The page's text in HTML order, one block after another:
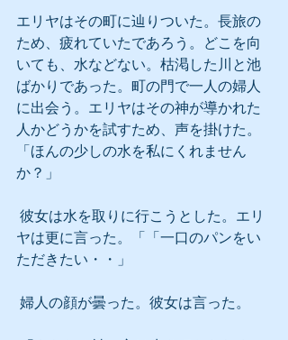
エリヤはその町に辿りついた。長旅の
ため、疲れていたであろう。どこを向
いても、水などない。枯渇した川と池
ばかりであった。町の門で一人の婦人
に出会う。エリヤはその神が導かれた
人かどうかを試すため、声を掛けた。
「ほんの少しの水を私にくれません
か？」
ヤは更に言った。「「一口のパンをい
ただきたい・・」
婦人の顔が曇った。彼女は言った。